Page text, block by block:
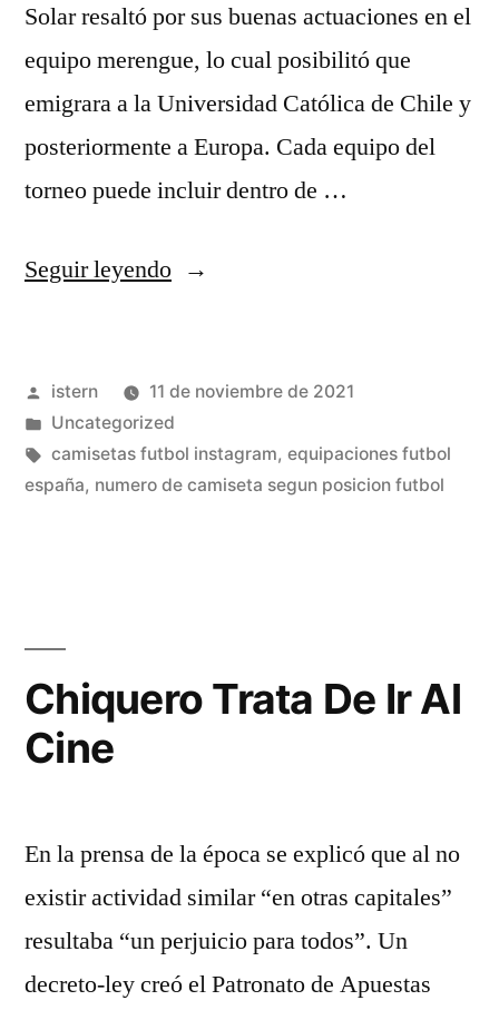
Solar resaltó por sus buenas actuaciones en el
equipo merengue, lo cual posibilitó que
emigrara a la Universidad Católica de Chile y
posteriormente a Europa. Cada equipo del
torneo puede incluir dentro de …
Seguir leyendo«Club
Deportes»
Publicado
por
istern
11 de noviembre de 2021
Publicado
en
Uncategorized
Etiquetas:
camisetas futbol instagram, equipaciones futbol
españa, numero de camiseta segun posicion futbol
Chiquero Trata De Ir Al
Cine
En la prensa de la época se explicó que al no
existir actividad similar “en otras capitales”
resultaba “un perjuicio para todos”. Un
decreto-ley creó el Patronato de Apuestas